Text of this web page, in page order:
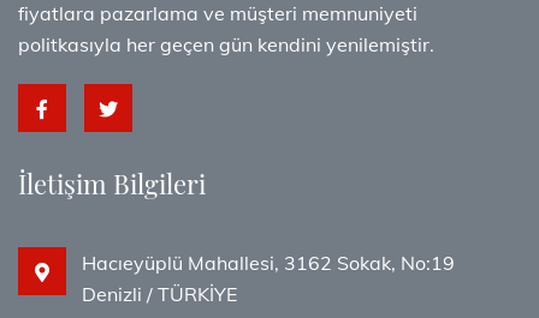
fiyatlara pazarlama ve müşteri memnuniyeti
politkasıyla her geçen gün kendini yenilemiştir.
İletişim Bilgileri
Hacıeyüplü Mahallesi, 3162 Sokak, No:19
Denizli / TÜRKİYE